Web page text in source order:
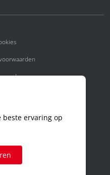
privacy
beste ervaring op